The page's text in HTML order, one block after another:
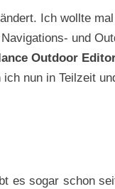
Ich wollte
und
Outdoor
nun in Teilzeit
es sogar schon